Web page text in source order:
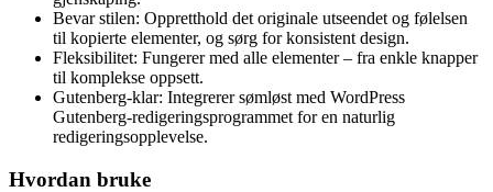
Bevar stilen: Oppretthold det originale utseendet og følelsen
til kopierte elementer, og sørg for konsistent design.
Fleksibilitet: Fungerer med alle elementer – fra enkle knapper
til komplekse oppsett.
Gutenberg-klar: Integrerer sømløst med WordPress
Gutenberg-redigeringsprogrammet for en naturlig
redigeringsopplevelse.
Hvordan bruke